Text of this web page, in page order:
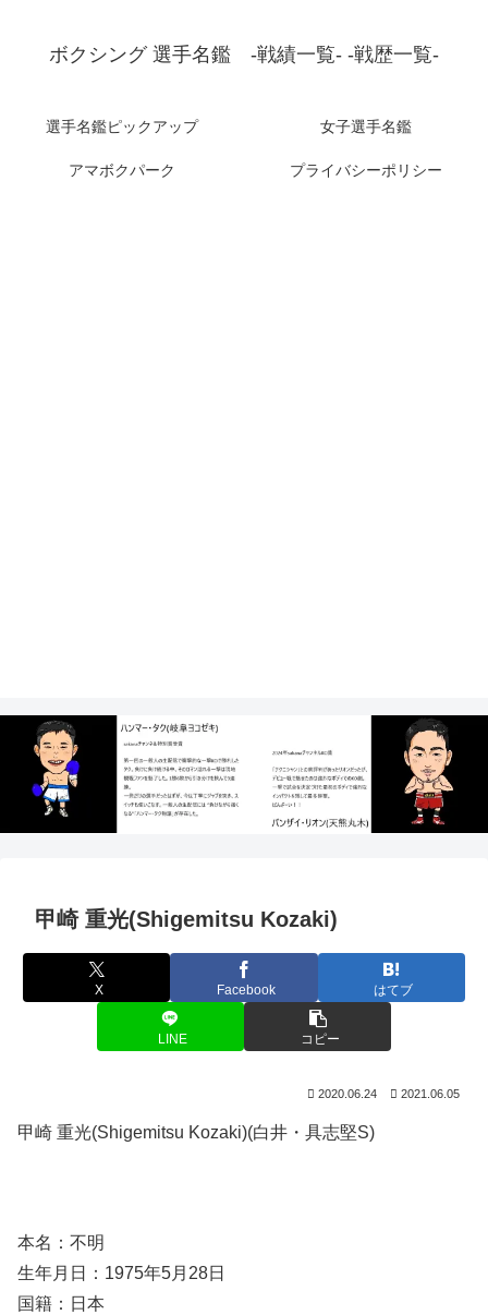
ボクシング 選手名鑑 -戦績一覧- -戦歴一覧-
選手名鑑ピックアップ 女子選手名鑑
アマボクパーク プライバシーポリシー
甲崎 重光(Shigemitsu Kozaki)
X Facebook はてブ
LINE コピー
2020.06.24 2021.06.05
甲崎 重光(Shigemitsu Kozaki)(白井・具志堅S)
本名：不明
生年月日：1975年5月28日
国籍：日本